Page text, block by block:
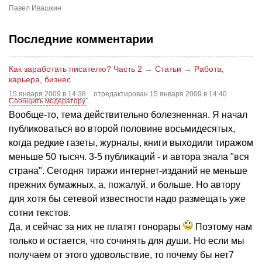
Павел Ивашкин
Последние комментарии
Как заработать писателю? Часть 2 → Статьи → Работа,
карьера, бизнес
15 января 2009 в 14:38
отредактирован 15 января 2009 в 14:40
Сообщить модератору
Вообще-то, тема действительно болезненная. Я начал
публиковаться во второй половине восьмидесятых,
когда редкие газеты, журналы, книги выходили тиражом
меньше 50 тысяч. 3-5 публикаций - и автора знала "вся
страна". Сегодня тиражи интернет-изданий не меньше
прежних бумажных, а, пожалуй, и больше. Но автору
для хотя бы сетевой известности надо размещать уже
сотни текстов.
Да, и сейчас за них не платят гонорары
Поэтому нам
только и остается, что сочинять для души. Но если мы
получаем от этого удовольствие, то почему бы нет7